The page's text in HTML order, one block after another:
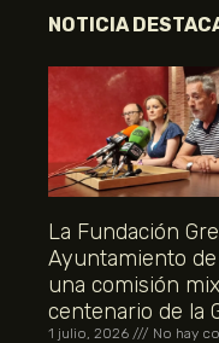
NOTICIA
La Fundación
Ayuntamiento
una comisión
centenario de la
1 julio, 2026 No hay